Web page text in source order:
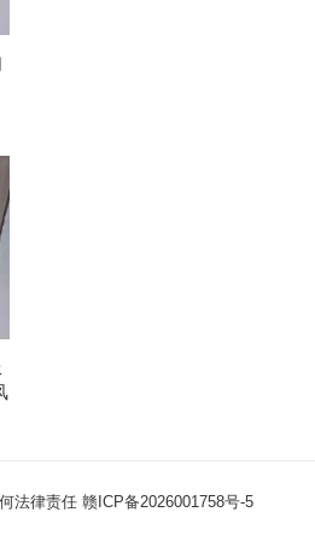
法律责任 赣ICP备2026001758号-5